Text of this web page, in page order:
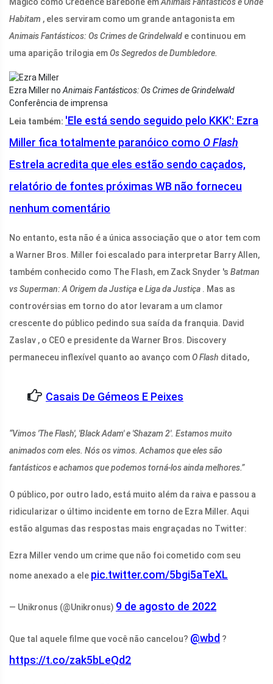
Habitam , eles serviram como um grande antagonista em
Animais Fantásticos: Os Crimes de Grindelwald e continuou em
uma aparição trilogia emOs Segredos de Dumbledore.
Ezra Miller no Animais Fantásticos: Os Crimes de Grindelwald
Conferência de imprensa
Leia também: 'Ele está sendo seguido pelo KKK': Ezra
Miller fica totalmente paranóico como O Flash
Estrela acredita que eles estão sendo caçados,
relatório de fontes próximas WB não forneceu
nenhum comentário
No entanto, esta não é a única associação que o ator tem com
a Warner Bros. Miller foi escalado para interpretar Barry Allen,
também conhecido como The Flash, em Zack Snyder 's Batman
vs Superman: A Origem da Justiça eLiga da Justiça . Mas as
controvérsias em torno do ator levaram a um clamor
crescente do público pedindo sua saída da franquia. David
Zaslav , o CEO e presidente da Warner Bros. Discovery
permaneceu inflexível quanto ao avanço comO Flash ditado,
Casais De Gémeos E Peixes
“Vimos 'The Flash', 'Black Adam' e 'Shazam 2'. Estamos muito
animados com eles. Nós os vimos. Achamos que eles são
fantásticos e achamos que podemos torná-los ainda melhores.”
O público, por outro lado, está muito além da raiva e passou a
ridicularizar o último incidente em torno de Ezra Miller. Aqui
estão algumas das respostas mais engraçadas no Twitter:
Ezra Miller vendo um crime que não foi cometido com seu
nome anexado a ele pic.twitter.com/5bgi5aTeXL
— Unikronus (@Unikronus) 9 de agosto de 2022
Que tal aquele filme que você não cancelou? @wbd ?
https://t.co/zak5bLeQd2